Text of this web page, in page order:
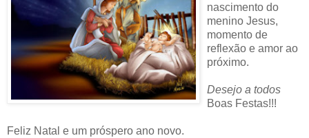
nascimento do
menino Jesus,
momento de
reflexão e amor ao
próximo.
Desejo a todos
Boas Festas!!!
Feliz Natal e um próspero ano novo.